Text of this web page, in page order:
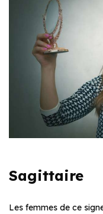
Sagittaire
Les femmes de ce